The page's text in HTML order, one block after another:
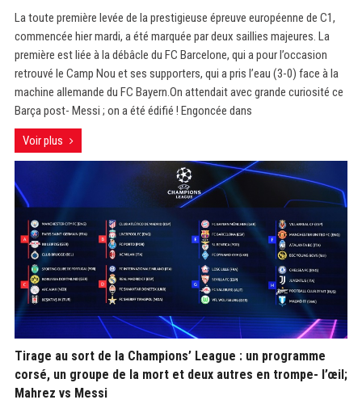
La toute première levée de la prestigieuse épreuve européenne de C1,
commencée hier mardi, a été marquée par deux saillies majeures. La
première est liée à la débâcle du FC Barcelone, qui a pour l’occasion
retrouvé le Camp Nou et ses supporters, qui a pris l’eau (3-0) face à la
machine allemande du FC Bayern.On attendait avec grande curiosité ce
Barça post- Messi ; on a été édifié ! Engoncée dans
Voir plus
Tirage au sort de la Champions’ League : un programme
corsé, un groupe de la mort et deux autres en trompe- l’œil;
Mahrez vs Messi